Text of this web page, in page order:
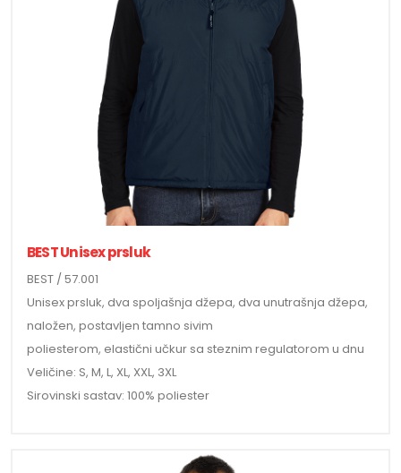
BEST Unisex prsluk
BEST / 57.001
Unisex prsluk, dva spoljašnja džepa, dva unutrašnja džepa,
naložen, postavljen tamno sivim
poliesterom, elastični učkur sa steznim regulatorom u dnu
Veličine: S, M, L, XL, XXL, 3XL
Sirovinski sastav: 100% poliester